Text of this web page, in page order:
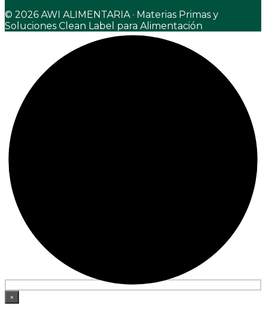
© 2026 AWI ALIMENTARIA · Materias Primas y
Soluciones Clean Label para Alimentación
×